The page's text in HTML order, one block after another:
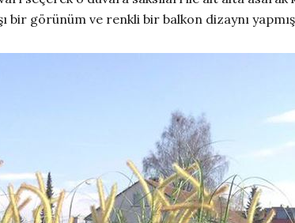
bir görünüm ve renkli bir balkon dizaynı